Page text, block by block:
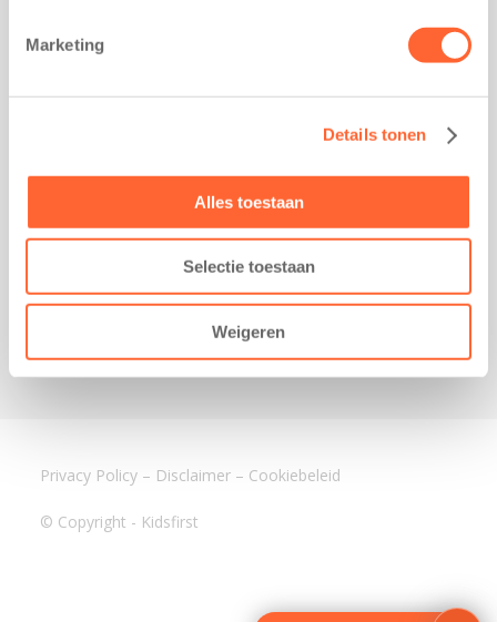
Marketing
Details tonen
Alles toestaan
Selectie toestaan
Weigeren
Kantoor Akkrum
8491 BK Akkrum
Lauwers 4
088-0350400
© Copyright - Kidsfirst
Privacy Policy – Disclaimer – Cookiebeleid